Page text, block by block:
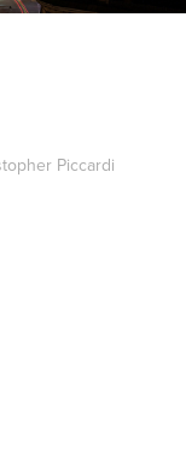
Piccardi